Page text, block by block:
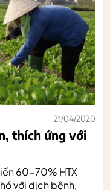
21/04/2020
thích ứng với
60-70% HTX
với dịch bệnh,